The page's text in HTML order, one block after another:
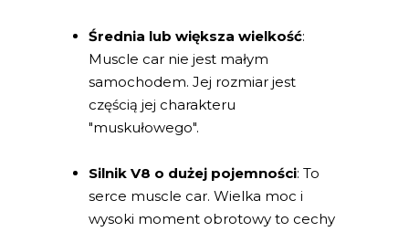
Średnia lub większa wielkość:
Muscle car nie jest małym
samochodem. Jej rozmiar jest
częścią jej charakteru
"muskułowego".
Silnik V8 o dużej pojemności: To
serce muscle car. Wielka moc i
wysoki moment obrotowy to cechy